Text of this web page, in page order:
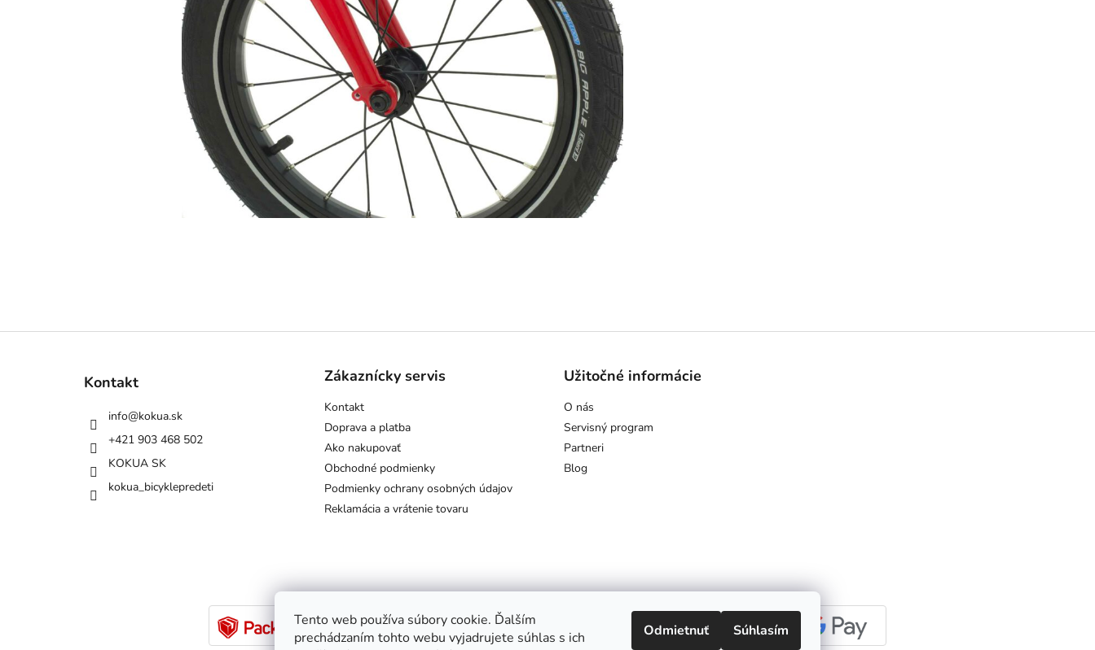
Tento web používa súbory cookie. Ďalším
prechádzaním tohto webu vyjadrujete súhlas s ich
Odmietnuť Súhlasím
Kontakt
info@kokua.sk
+421 903 468 502
KOKUA SK
kokua_bicyklepredeti
Zákaznícky servis
Kontakt
Doprava a platba
Ako nakupovať
Obchodné podmienky
Podmienky ochrany osobných údajov
Reklamácia a vrátenie tovaru
Užitočné informácie
O nás
Servisný program
Partneri
Blog